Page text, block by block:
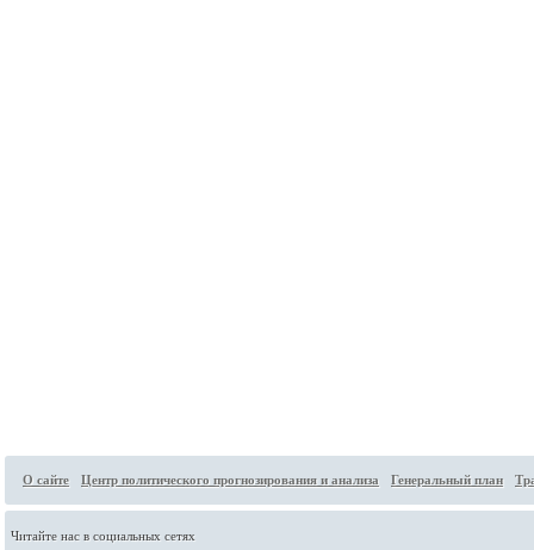
О сайте Центр политического прогнозирования и анализа Генеральный план
Читайте нас в социальных сетях